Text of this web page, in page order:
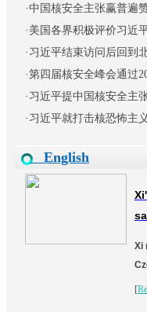
·中国核安全主张赢普遍
· 美国各界积极评价习近
· 习近平结束访问后回到
·第四届核安全峰会通过
· 习近平提中国核安全主
· 习近平就打击核恐怖主
English
Xi
[